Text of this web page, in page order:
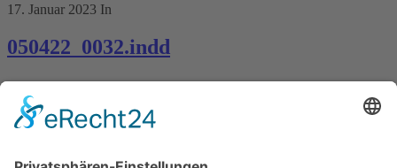
17. Januar 2023 In
050422_0032.indd
Kontakt